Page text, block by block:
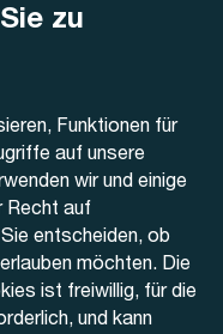
zu
Funktionen für
auf unsere
wir und einige
Recht auf
entscheiden, ob
möchten. Die
ist freiwillig, für die
und kann